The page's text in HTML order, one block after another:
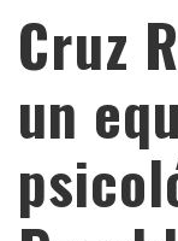
Cruz
un